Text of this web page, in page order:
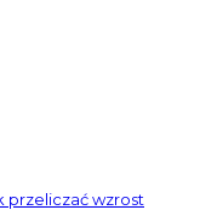
przeliczać wzrost